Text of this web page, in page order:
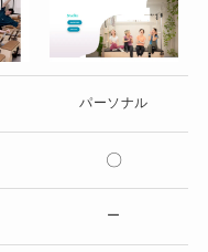
パーソナル
〇
ー